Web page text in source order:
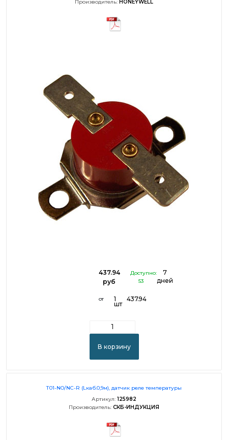
Производитель: HONEYWELL
437.94
руб
Доступно:
53
7
дней
от 1
шт
437.94
В корзину
Т01-NO/NC-R (Lкаб.0,9м), датчик реле температуры
Артикул: 125982
Производитель: СКБ-ИНДУКЦИЯ